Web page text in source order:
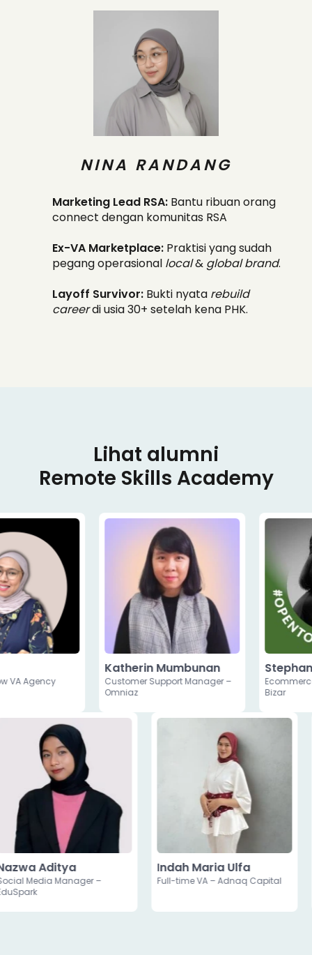
NINA RANDANG
Marketing Lead RSA:Bantu ribuan orang
connect dengan komunitas RSA
Ex-VA Marketplace:Praktisi yang sudah
pegang operasional local& global brand.
Layoff Survivor:Bukti nyata rebuild
careerdi usia 30+ setelah kena PHK.
Lihat alumni
Remote Skills Academy
Agency
Katherin Mumbunan
Customer Support Manager –
Omniaz
Bizar
Nazwa Aditya
Social Media Manager –
EduSpark
Indah Maria Ulfa
Full-time VA – Adnaq Capital